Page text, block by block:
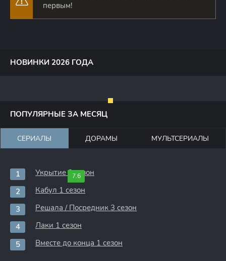
первым!
НОВИНКИ 2026 ГОДА
ПОПУЛЯРНЫЕ ЗА МЕСЯЦ
СЕРИАЛЫ ДОРАМЫ МУЛЬТСЕРИАЛЫ
7.6
Укрытие 3 сезон
Кабул 1 сезон
Решала / Посредник 3 сезон
Лаки 1 сезон
Вместе до конца 1 сезон